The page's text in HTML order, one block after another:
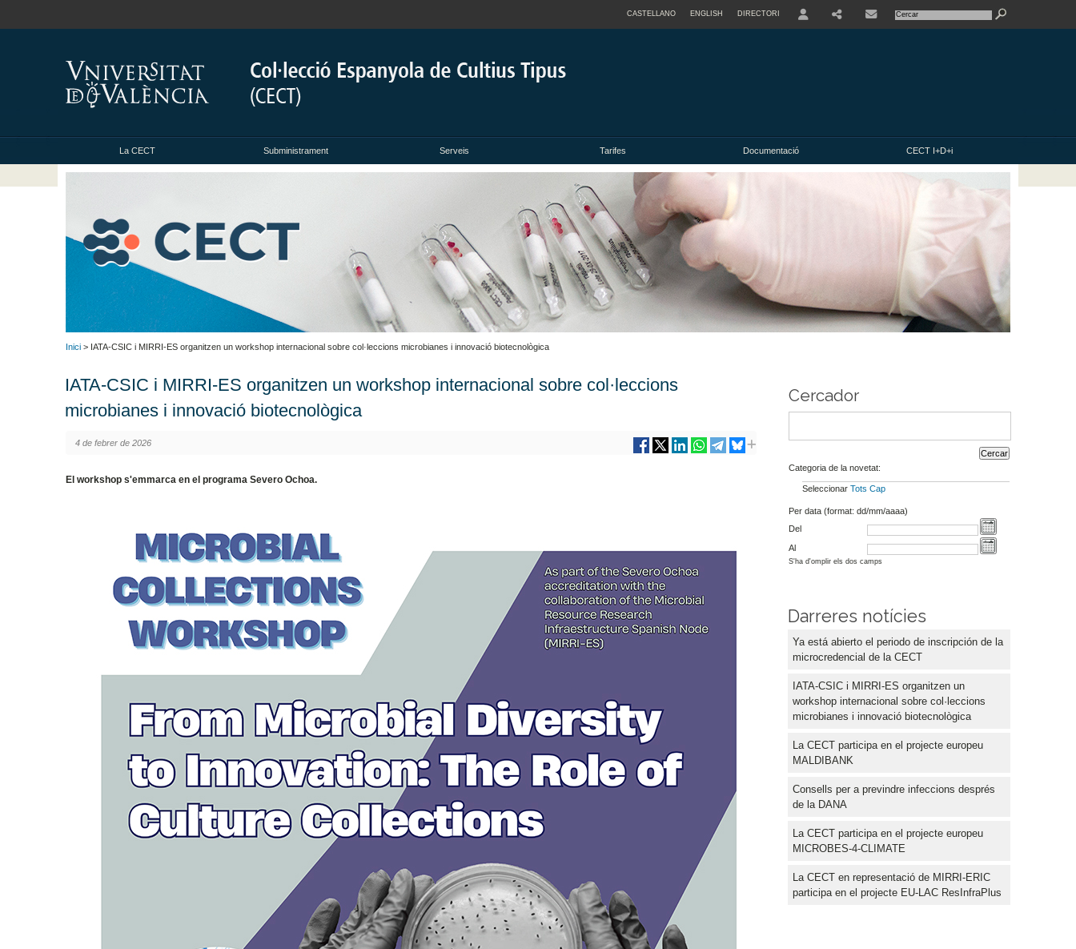
CASTELLANO ENGLISH DIRECTORI
La CECT Subministrament Serveis Tarifes Documentació CECT I+D+i
Inici > IATA-CSIC i MIRRI-ES organitzen un workshop internacional sobre col·leccions microbianes i innovació biotecnològica
IATA-CSIC i MIRRI-ES organitzen un workshop internacional sobre col·leccions
microbianes i innovació biotecnològica
4 de febrer de 2026
El workshop s'emmarca en el programa Severo Ochoa.
Cercador
Categoria de la novetat:
Seleccionar Tots Cap
Per data (format: dd/mm/aaaa)
Del
Al
S'ha d'omplir els dos camps
Darreres notícies
Ya está abierto el periodo de inscripción de la
microcredencial de la CECT
IATA-CSIC i MIRRI-ES organitzen un
workshop internacional sobre col·leccions
microbianes i innovació biotecnològica
La CECT participa en el projecte europeu
MALDIBANK
Consells per a previndre infeccions després
de la DANA
La CECT participa en el projecte europeu
MICROBES-4-CLIMATE
La CECT en representació de MIRRI-ERIC
participa en el projecte EU-LAC ResInfraPlus